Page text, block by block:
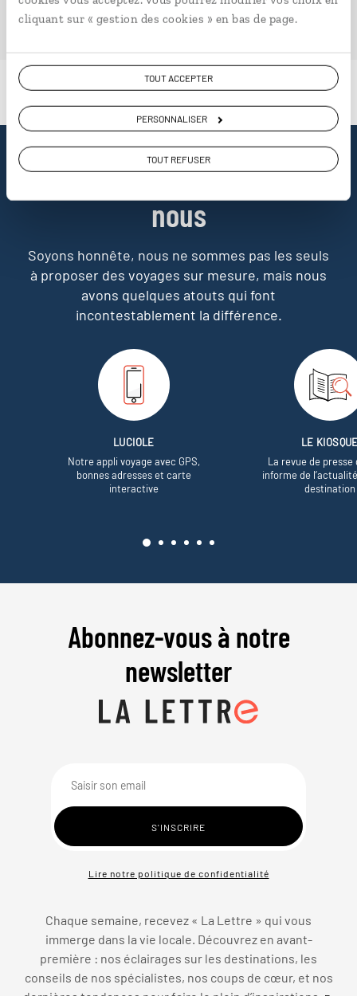
cliquant sur « gestion des cookies » en bas de page.
TOUT ACCEPTER
PERSONNALISER
TOUT REFUSER
PLONGER DANS NOTRE MAGAZINE
Pourquoi voyager avec
nous
Soyons honnête, nous ne sommes pas les seuls
à proposer des voyages sur mesure, mais nous
avons quelques atouts qui font
incontestablement la différence.
LUCIOLE
Notre appli voyage avec GPS,
bonnes adresses et carte
interactive
LE
La revue de presse
informe de
destination
Abonnez-vous à notre
newsletter
Lire notre politique de confidentialité
Chaque semaine, recevez « La Lettre » qui vous
immerge dans la vie locale. Découvrez en avant-
première : nos éclairages sur les destinations, les
conseils de nos spécialistes, nos coups de cœur, et nos